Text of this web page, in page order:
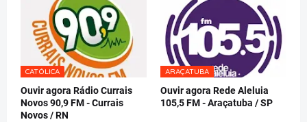
CATÓLICA
Ouvir agora Rádio Currais
Novos 90,9 FM - Currais
Novos / RN
ARAÇATUBA
Ouvir agora Rede Aleluia
105,5 FM - Araçatuba / SP